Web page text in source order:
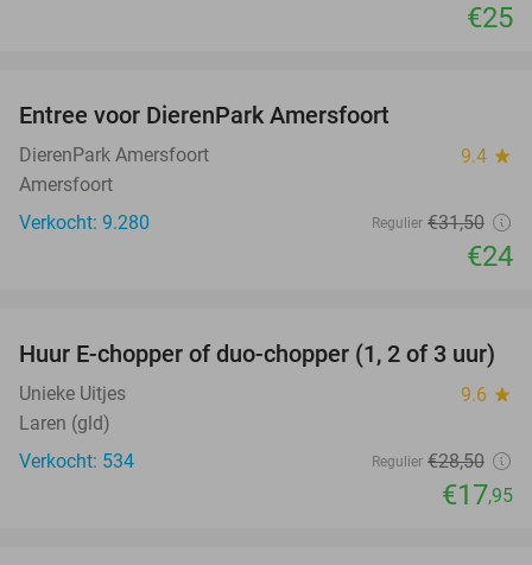
€25
Entree voor DierenPark Amersfoort
DierenPark Amersfoort 9.4 star
Amersfoort
Verkocht: 9.280
Regulier €31,50
€24
37%
Huur E-chopper of duo-chopper (1, 2 of 3 uur)
Unieke Uitjes 9.6 star
Laren (gld)
Verkocht: 534
Regulier €28,50
€17,95